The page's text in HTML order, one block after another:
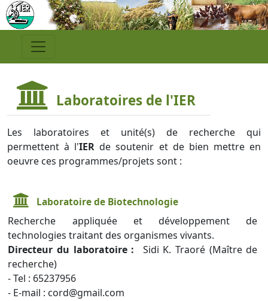
Laboratoires de l'IER
Les laboratoires et unité(s) de recherche qui
permettent à l'IER de soutenir et de bien mettre en
oeuvre ces programmes/projets sont :
Laboratoire de Biotechnologie
Recherche appliquée et développement de
technologies traitant des organismes vivants.
Directeur du laboratoire :
Sidi K. Traoré (Maître de
recherche)
- Tel : 65237956
- E-mail : cord@gmail.com